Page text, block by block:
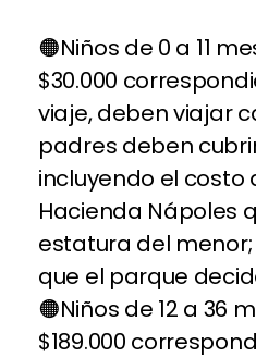
Niños de 0 a 11
$30.000
viaje, deben viajar
padres deben
incluyendo el costo
Hacienda Nápoles
estatura del
que el parque
Niños de 12 a 36
$189.000